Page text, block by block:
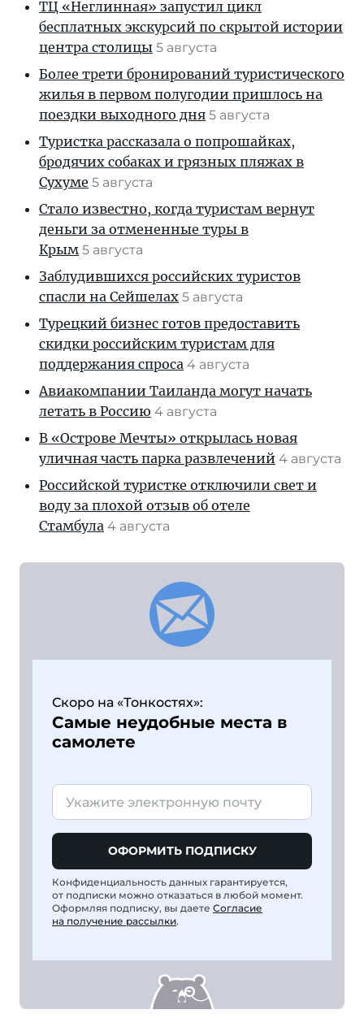
ТЦ «Неглинная» запустил цикл
бесплатных экскурсий по скрытой истории
центра столицы 5 августа
Более трети бронирований туристического
жилья в первом полугодии пришлось на
поездки выходного дня 5 августа
Туристка рассказала о попрошайках,
бродячих собаках и грязных пляжах в
Сухуме 5 августа
Стало известно, когда туристам вернут
деньги за отмененные туры в
Крым 5 августа
Заблудившихся российских туристов
спасли на Сейшелах 5 августа
Турецкий бизнес готов предоставить
скидки российским туристам для
поддержания спроса 4 августа
Авиакомпании Таиланда могут начать
летать в Россию 4 августа
В «Острове Мечты» открылась новая
уличная часть парка развлечений 4 августа
Российской туристке отключили свет и
воду за плохой отзыв об отеле
Стамбула 4 августа
Скоро на «Тонкостях»:
Самые неудобные места в
самолете
ОФОРМИТЬ ПОДПИСКУ
Конфиденциальность данных гарантируется,
от подписки можно отказаться в любой момент.
Оформляя подписку, вы даете Согласие
на получение рассылки.